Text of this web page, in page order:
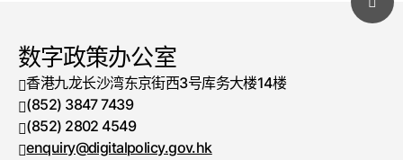
数字政策办公室
香港九龙长沙湾东京街西3号库务大楼14楼
电话号码
(852) 3847 7439
传真号码
(852) 2802 4549
enquiry@digitalpolicy.gov.hk